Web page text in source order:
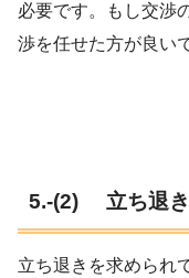
必要です。もし交渉
渉を任せた方が良い
5.-(2) 立ち退き
立ち退きを求められ